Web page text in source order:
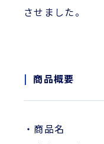
させました。
商品概要
・商品名